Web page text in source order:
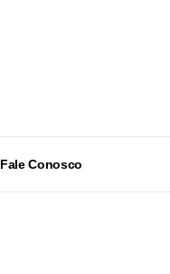
Fale Conosco